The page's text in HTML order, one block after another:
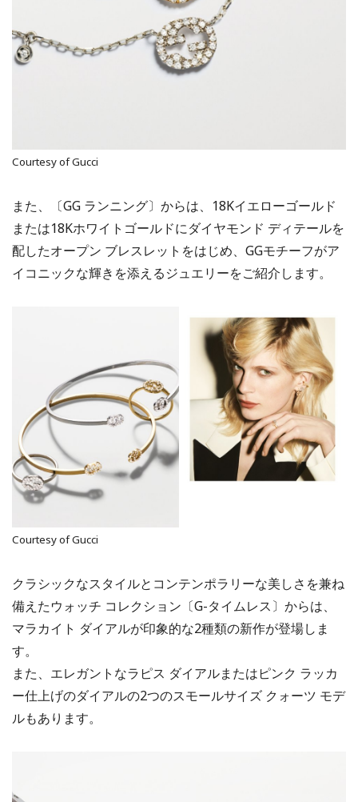
Courtesy of Gucci
また、〔GG ランニング〕からは、18Kイエローゴールド
または18Kホワイトゴールドにダイヤモンド ディテールを
配したオープン ブレスレットをはじめ、GGモチーフがア
イコニックな輝きを添えるジュエリーをご紹介します。
Courtesy of Gucci
クラシックなスタイルとコンテンポラリーな美しさを兼ね
備えたウォッチ コレクション〔G-タイムレス〕からは、
マラカイト ダイアルが印象的な2種類の新作が登場しま
す。
また、エレガントなラピス ダイアルまたはピンク ラッカ
ー仕上げのダイアルの2つのスモールサイズ クォーツ モデ
ルもあります。